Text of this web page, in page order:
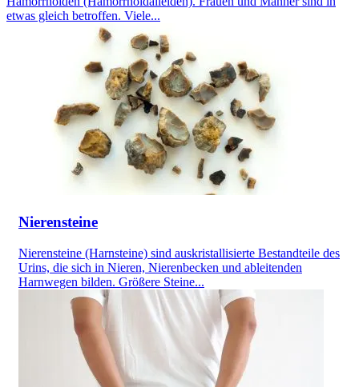
etwas gleich betroffen. Viele...
Nierensteine
Nierensteine (Harnsteine) sind auskristallisierte Bestandteile des
Urins, die sich in Nieren, Nierenbecken und ableitenden
Harnwegen bilden. Größere Steine...